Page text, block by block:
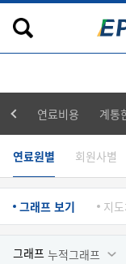
연료비용 계통
연료원별 회원사별
그래프 보기 지
그래프 누적그래프